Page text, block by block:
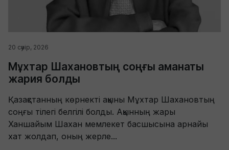
20 сәуір, 2026
Мұхтар Шахановтың соңғы аманаты
жария болды
Қазақстанның көрнекті ақыны Мұхтар Шахановтың
соңғы тілегі белгілі болды. Ақынның жары
Ханшайым Шахан мемлекет басшысына арнайы
хат жолдап, оның жерле...